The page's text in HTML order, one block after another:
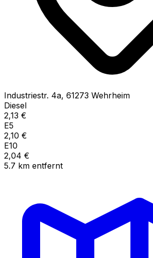
Industriestr. 4a, 61273 Wehrheim
Diesel
2,13 €
E5
2,10 €
E10
2,04 €
5.7 km entfernt